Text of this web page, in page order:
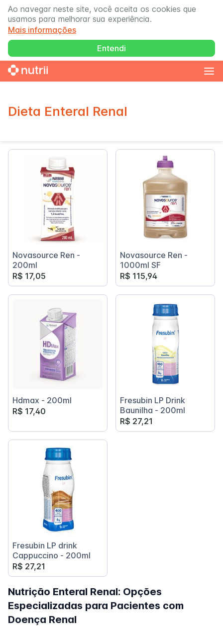
Ao navegar neste site, você aceita os cookies que
usamos para melhorar sua experiência.
Mais informações
Entendi
Dieta Enteral Renal
Novasource Ren -
200ml
R$ 17,05
Novasource Ren -
1000ml SF
R$ 115,94
Hdmax - 200ml
R$ 17,40
Fresubin LP Drink
Baunilha - 200ml
R$ 27,21
Fresubin LP drink
Cappuccino - 200ml
R$ 27,21
Nutrição Enteral Renal: Opções
Especializadas para Pacientes com
Doença Renal